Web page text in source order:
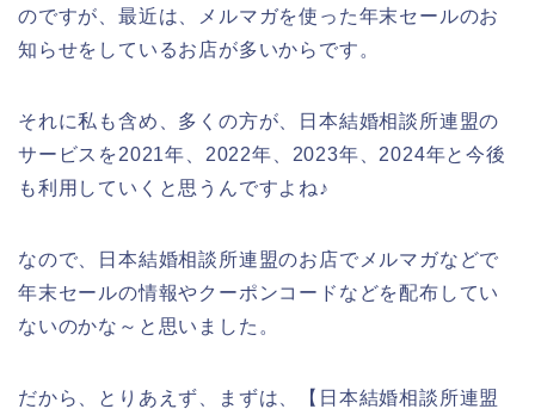
のですが、最近は、メルマガを使った年末セールのお
知らせをしているお店が多いからです。
それに私も含め、多くの方が、日本結婚相談所連盟の
サービスを2021年、2022年、2023年、2024年と今後
も利用していくと思うんですよね♪
なので、日本結婚相談所連盟のお店でメルマガなどで
年末セールの情報やクーポンコードなどを配布してい
ないのかな～と思いました。
だから、とりあえず、まずは、【日本結婚相談所連盟